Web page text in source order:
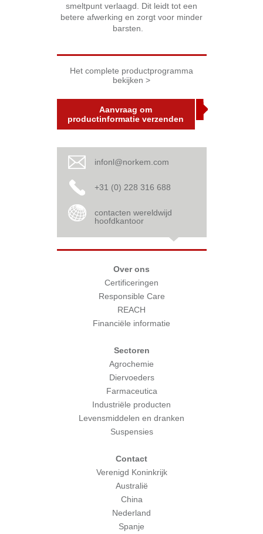
smeltpunt verlaagd. Dit leidt tot een
betere afwerking en zorgt voor minder
barsten.
Het complete productprogramma
bekijken >
Aanvraag om
productinformatie verzenden
infonl@norkem.com
+31 (0) 228 316 688
contacten wereldwijd
hoofdkantoor
Over ons
Certificeringen
Responsible Care
REACH
Financiële informatie
Sectoren
Agrochemie
Diervoeders
Farmaceutica
Industriële producten
Levensmiddelen en dranken
Suspensies
Contact
Verenigd Koninkrijk
Australië
China
Nederland
Spanje